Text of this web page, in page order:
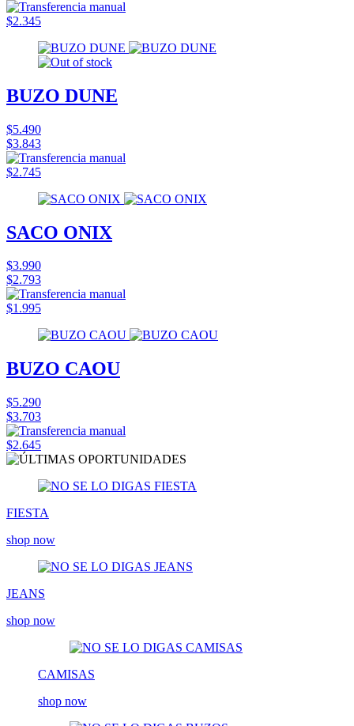
$2.345
BUZO DUNE
$5.490
$3.843
$2.745
SACO ONIX
$3.990
$2.793
$1.995
BUZO CAOU
$5.290
$3.703
$2.645
FIESTA
shop now
JEANS
shop now
CAMISAS
shop now